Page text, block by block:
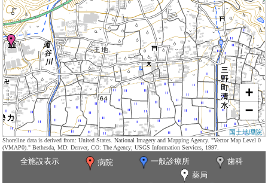
+
−
国土地理院
Shoreline data is derived from: United States. National Imagery and Mapping Agency. "Vector Map Level 0
(VMAP0)." Bethesda, MD: Denver, CO: The Agency; USGS Information Services, 1997.
全施設表示 病院 一般診療所
歯科
薬局